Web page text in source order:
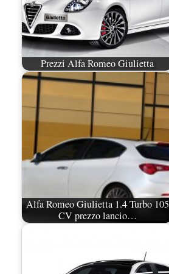
Prezzi Alfa Romeo Giulietta
Alfa Romeo Giulietta 1.4 Turbo 105
CV prezzo lancio…